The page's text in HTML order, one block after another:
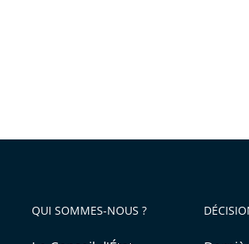
QUI SOMMES-NOUS ?